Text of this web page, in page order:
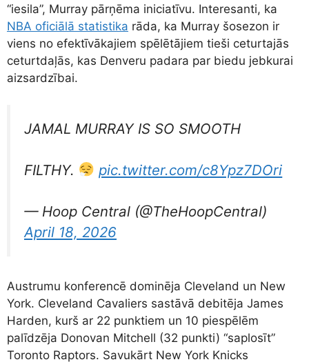
“iesila”, Murray pārņēma iniciatīvu. Interesanti, ka
NBA oficiālā statistika rāda, ka Murray šosezon ir
viens no efektīvākajiem spēlētājiem tieši ceturtajās
ceturtdaļās, kas Denveru padara par biedu jebkurai
aizsardzībai.
JAMAL MURRAY IS SO SMOOTH
FILTHY. pic.twitter.com/c8Ypz7DOri
— Hoop Central (@TheHoopCentral)
April 18, 2026
Austrumu konferencē dominēja Cleveland un New
York. Cleveland Cavaliers sastāvā debitēja James
Harden, kurš ar 22 punktiem un 10 piespēlēm
palīdzēja Donovan Mitchell (32 punkti) “saplosīt”
Toronto Raptors. Savukārt New York Knicks